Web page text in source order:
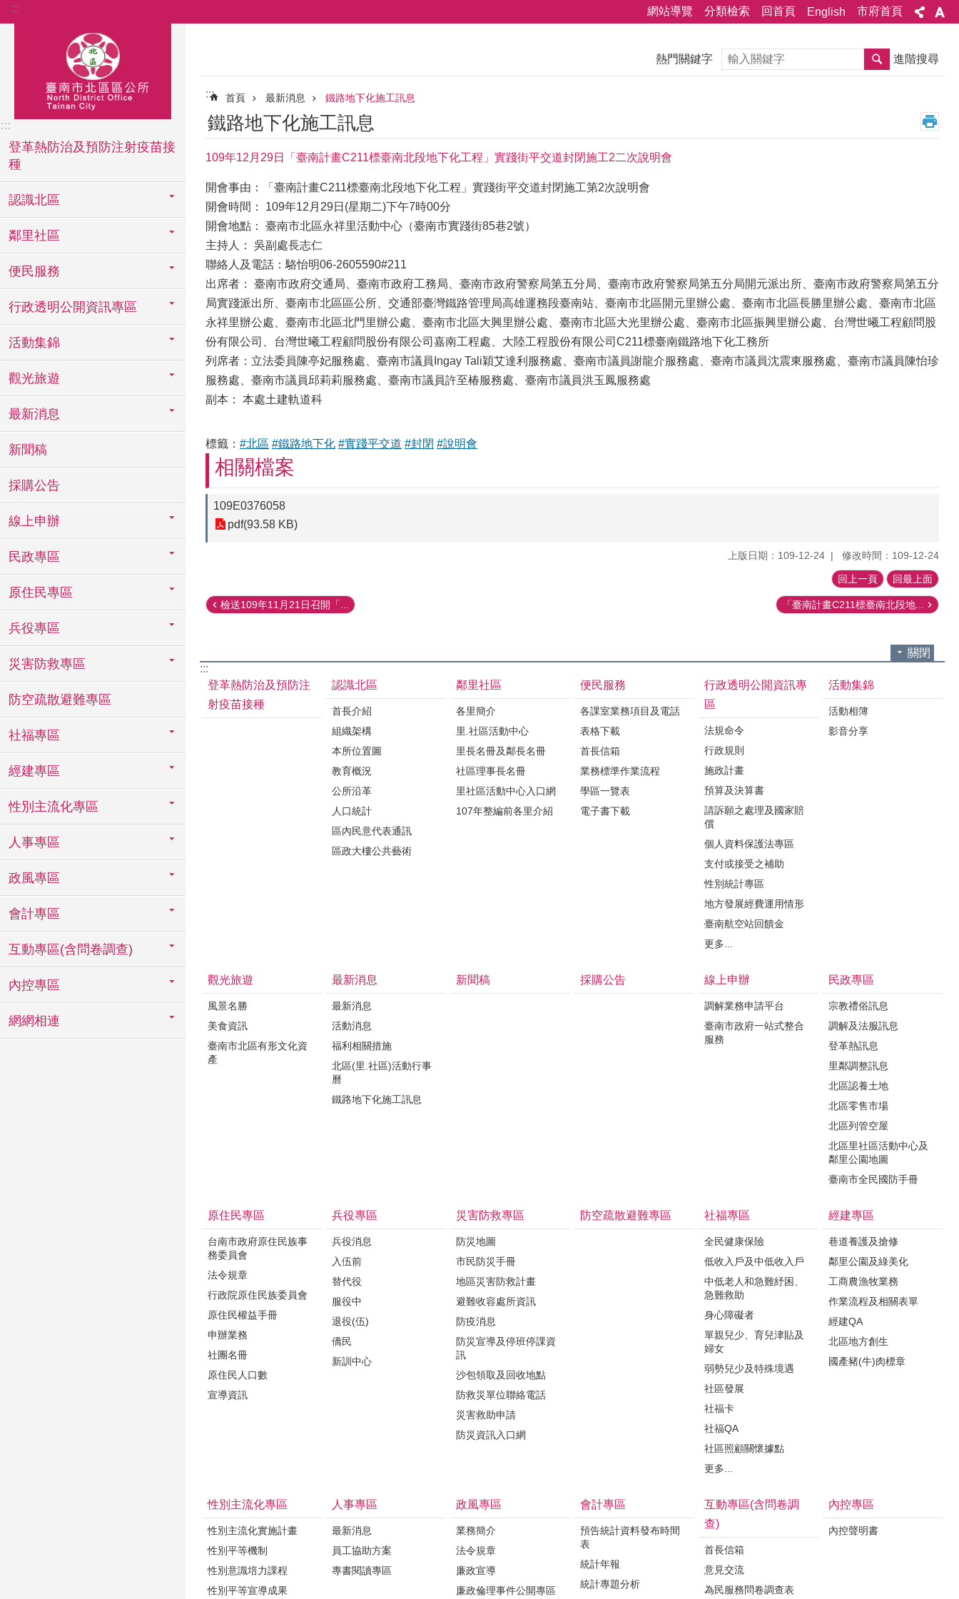
跳到主要內容區塊
::: 網站導覽 分類檢索 回首頁 English 市府首頁
:::
登革熱防治及預防注射疫苗接
種
認識北區
鄰里社區
便民服務
行政透明公開資訊專區
活動集錦
觀光旅遊
最新消息
新聞稿
採購公告
線上申辦
民政專區
原住民專區
兵役專區
災害防救專區
防空疏散避難專區
社福專區
經建專區
性別主流化專區
人事專區
政風專區
會計專區
互動專區(含問卷調查)
內控專區
網網相連
熱門關鍵字 搜尋 進階搜尋
::: 首頁 最新消息 鐵路地下化施工訊息
鐵路地下化施工訊息
109年12月29日「臺南計畫C211標臺南北段地下化工程」實踐街平交道封閉施工2二次說明會
開會事由：「臺南計畫C211標臺南北段地下化工程」實踐街平交道封閉施工第2次說明會
開會時間： 109年12月29日(星期二)下午7時00分
開會地點： 臺南市北區永祥里活動中心（臺南市實踐街85巷2號）
主持人： 吳副處長志仁
聯絡人及電話：駱怡明06-2605590#211
出席者： 臺南市政府交通局、臺南市政府工務局、臺南市政府警察局第五分局、臺南市政府警察局第五分局開元派出所、臺南市政府警察局第五分
局實踐派出所、臺南市北區區公所、交通部臺灣鐵路管理局高雄運務段臺南站、臺南市北區開元里辦公處、臺南市北區長勝里辦公處、臺南市北區
永祥里辦公處、臺南市北區北門里辦公處、臺南市北區大興里辦公處、臺南市北區大光里辦公處、臺南市北區振興里辦公處、台灣世曦工程顧問股
份有限公司、台灣世曦工程顧問股份有限公司嘉南工程處、大陸工程股份有限公司C211標臺南鐵路地下化工務所
列席者：立法委員陳亭妃服務處、臺南市議員Ingay Tali穎艾達利服務處、臺南市議員謝龍介服務處、臺南市議員沈震東服務處、臺南市議員陳怡珍
服務處、臺南市議員邱莉莉服務處、臺南市議員許至椿服務處、臺南市議員洪玉鳳服務處
副本： 本處土建軌道科
標籤： #北區 #鐵路地下化 #實踐平交道 #封閉 #說明會
相關檔案
109E0376058
pdf(93.58 KB)
上版日期：109-12-24 修改時間：109-12-24
回上一頁 回最上面
檢送109年11月21日召開「... 「臺南計畫C211標臺南北段地...
關閉
:::
登革熱防治及預防注
射疫苗接種
認識北區
首長介紹
組織架構
本所位置圖
教育概況
公所沿革
人口統計
區內民意代表通訊
區政大樓公共藝術
鄰里社區
各里簡介
里.社區活動中心
里長名冊及鄰長名冊
社區理事長名冊
里社區活動中心入口網
107年整編前各里介紹
便民服務
各課室業務項目及電話
表格下載
首長信箱
業務標準作業流程
學區一覽表
電子書下載
行政透明公開資訊專
區
法規命令
行政規則
施政計畫
預算及決算書
請訴願之處理及國家賠
償
個人資料保護法專區
支付或接受之補助
性別統計專區
地方發展經費運用情形
臺南航空站回饋金
更多...
活動集錦
活動相簿
影音分享
觀光旅遊
風景名勝
美食資訊
臺南市北區有形文化資
產
最新消息
最新消息
活動消息
福利相關措施
北區(里.社區)活動行事
曆
鐵路地下化施工訊息
新聞稿 採購公告 線上申辦
調解業務申請平台
臺南市政府一站式整合
服務
民政專區
宗教禮俗訊息
調解及法服訊息
登革熱訊息
里鄰調整訊息
北區認養土地
北區零售市場
北區列管空屋
北區里社區活動中心及
鄰里公園地圖
臺南市全民國防手冊
原住民專區
台南市政府原住民族事
務委員會
法令規章
行政院原住民族委員會
原住民權益手冊
申辦業務
社團名冊
原住民人口數
宣導資訊
兵役專區
兵役消息
入伍前
替代役
服役中
退役(伍)
僑民
新訓中心
災害防救專區
防災地圖
市民防災手冊
地區災害防救計畫
避難收容處所資訊
防疫消息
防災宣導及停班停課資
訊
沙包領取及回收地點
防救災單位聯絡電話
災害救助申請
防災資訊入口網
防空疏散避難專區 社福專區
全民健康保險
低收入戶及中低收入戶
中低老人和急難紓困、
急難救助
身心障礙者
單親兒少、育兒津貼及
婦女
弱勢兒少及特殊境遇
社區發展
社福卡
社福QA
社區照顧關懷據點
更多...
經建專區
巷道養護及搶修
鄰里公園及綠美化
工商農漁牧業務
作業流程及相關表單
經建QA
北區地方創生
國產豬(牛)肉標章
性別主流化專區
性別主流化實施計畫
性別平等機制
性別意識培力課程
性別平等宣導成果
人事專區
最新消息
員工協助方案
專書閱讀專區
政風專區
業務簡介
法令規章
廉政宣導
廉政倫理事件公開專區
會計專區
預告統計資料發布時間
表
統計年報
統計專題分析
互動專區(含問卷調
查)
首長信箱
意見交流
為民服務問卷調查表
內控專區
內控聲明書